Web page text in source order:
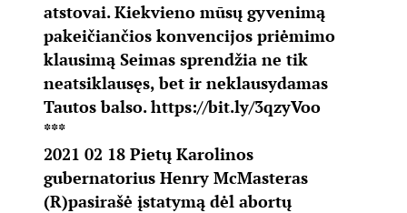
atstovai. Kiekvieno mūsų gyvenimą
pakeičiančios konvencijos priėmimo
klausimą Seimas sprendžia ne tik
neatsiklausęs, bet ir neklausydamas
Tautos balso.https://bit.ly/3qzyVoo
***
2021 02 18 Pietų Karolinos
gubernatorius Henry McMasteras
(R)pasirašė įstatymą dėl abortų